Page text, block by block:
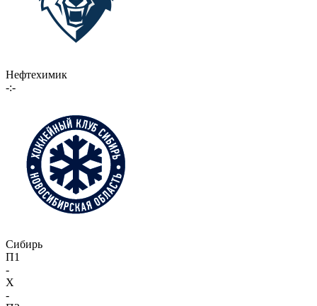
Нефтехимик
-:-
Сибирь
П1
-
X
-